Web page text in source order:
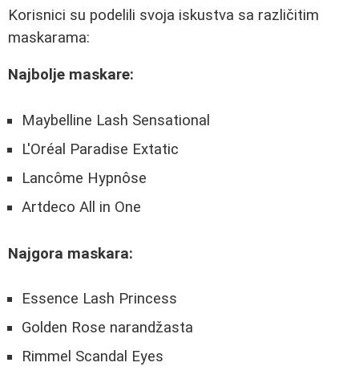
Korisnici su podelili svoja iskustva sa različitim
maskarama:
Najbolje maskare:
Maybelline Lash Sensational
L'Oréal Paradise Extatic
Lancôme Hypnôse
Artdeco All in One
Najgora maskara:
Essence Lash Princess
Golden Rose narandžasta
Rimmel Scandal Eyes